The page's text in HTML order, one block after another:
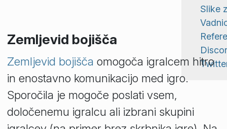
Slike
Zemljevid bojišča
Zemljevid bojišča omogoča igralcem hitro
in enostavno komunikacijo med igro.
Sporočila je mogoče poslati vsem,
določenemu igralcu ali izbrani skupini